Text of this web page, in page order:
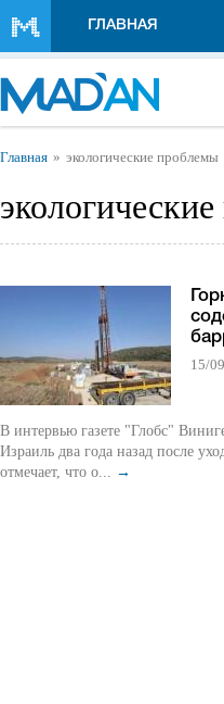
ГЛАВНАЯ
Вы здесь
Главная экологические проблемы
15/
В интервью газете "Глобс"
Израиль два года назад после
отмечает, что о... →